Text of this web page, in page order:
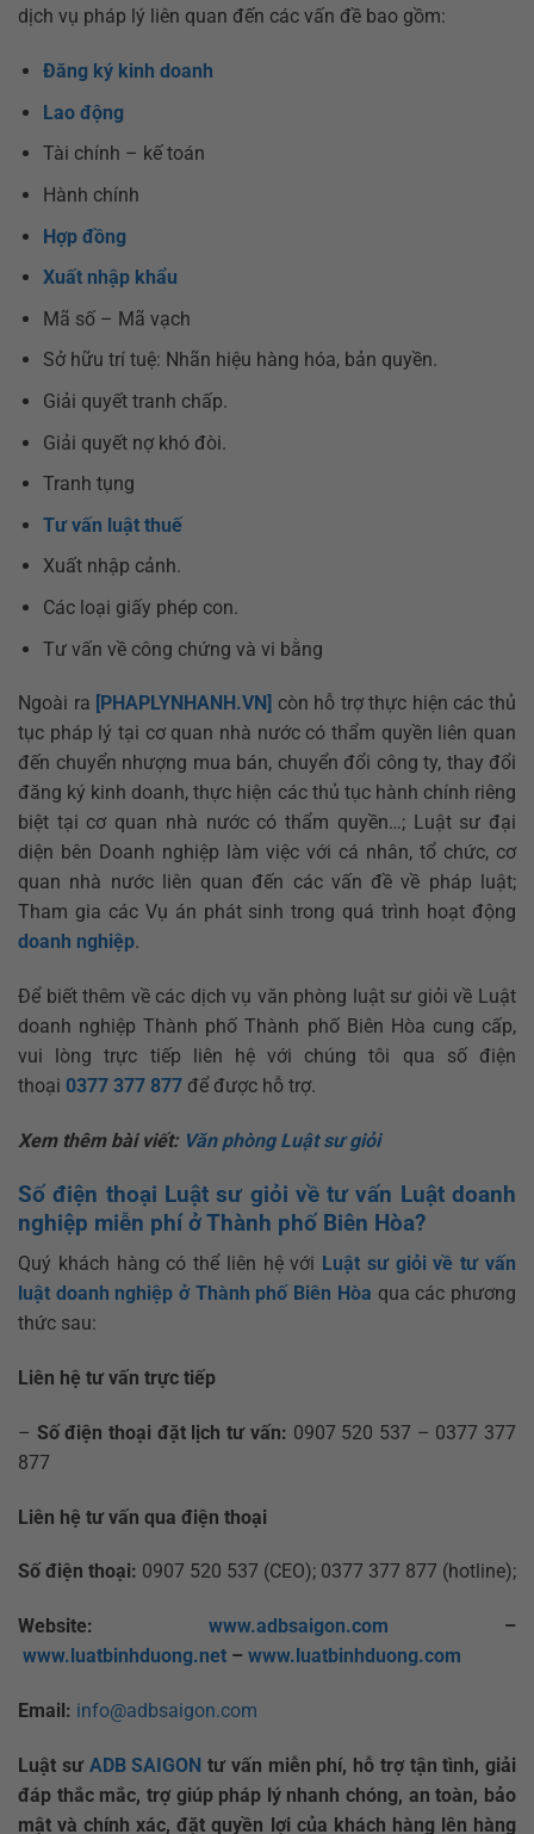
dịch vụ pháp lý liên quan đến các vấn đề bao gồm:
Đăng ký kinh doanh
Lao động
Tài chính – kế toán
Hành chính
Hợp đồng
Xuất nhập khẩu
Mã số – Mã vạch
Sở hữu trí tuệ: Nhãn hiệu hàng hóa, bản quyền.
Giải quyết tranh chấp.
Giải quyết nợ khó đòi.
Tranh tụng
Tư vấn luật thuế
Xuất nhập cảnh.
Các loại giấy phép con.
Tư vấn về công chứng và vi bằng
Ngoài ra [PHAPLYNHANH.VN] còn hỗ trợ thực hiện các thủ
tục pháp lý tại cơ quan nhà nước có thẩm quyền liên quan
đến chuyển nhượng mua bán, chuyển đổi công ty, thay đổi
đăng ký kinh doanh, thực hiện các thủ tục hành chính riêng
biệt tại cơ quan nhà nước có thẩm quyền…; Luật sư đại
diện bên Doanh nghiệp làm việc với cá nhân, tổ chức, cơ
quan nhà nước liên quan đến các vấn đề về pháp luật;
Tham gia các Vụ án phát sinh trong quá trình hoạt động
doanh nghiệp.
Để biết thêm về các dịch vụ văn phòng luật sư giỏi về Luật
doanh nghiệp Thành phố Thành phố Biên Hòa cung cấp,
vui lòng trực tiếp liên hệ với chúng tôi qua số điện
thoại 0377 377 877 để được hỗ trợ.
Xem thêm bài viết: Văn phòng Luật sư giỏi
Số điện thoại Luật sư giỏi về tư vấn Luật doanh
nghiệp miễn phí ở Thành phố Biên Hòa?
Quý khách hàng có thể liên hệ với Luật sư giỏi về tư vấn
luật doanh nghiệp ở Thành phố Biên Hòa qua các phương
thức sau:
Liên hệ tư vấn trực tiếp
– Số điện thoại đặt lịch tư vấn: 0907 520 537 – 0377 377
877
Liên hệ tư vấn qua điện thoại
Số điện thoại: 0907 520 537 (CEO); 0377 377 877 (hotline);
Website: www.adbsaigon.com –
www.luatbinhduong.net – www.luatbinhduong.com
Email: info@adbsaigon.com
Luật sư ADB SAIGON tư vấn miễn phí, hỗ trợ tận tình, giải
đáp thắc mắc, trợ giúp pháp lý nhanh chóng, an toàn, bảo
mật và chính xác, đặt quyền lợi của khách hàng lên hàng